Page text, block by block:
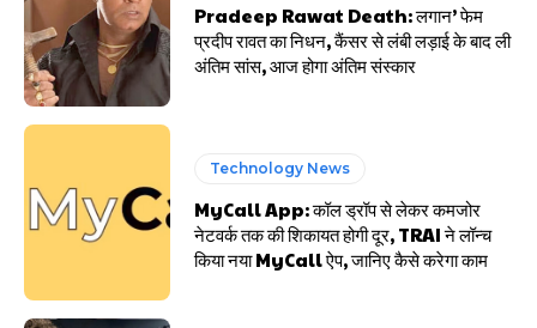
Pradeep Rawat Death: लगान’ फेम
प्रदीप रावत का निधन, कैंसर से लंबी लड़ाई के बाद ली
अंतिम सांस, आज होगा अंतिम संस्कार
Technology News
MyCall App: कॉल ड्रॉप से लेकर कमजोर
नेटवर्क तक की शिकायत होगी दूर, TRAI ने लॉन्च
किया नया MyCall ऐप, जानिए कैसे करेगा काम